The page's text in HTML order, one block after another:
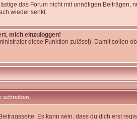
das Forum nicht mit unnötigen Beiträgen,
wieder senkt.
mich einzuloggen!
diese Funktion zulässt). Damit sollen
schreiben
Es kann sein, dass du dich erst